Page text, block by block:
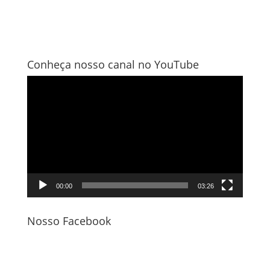
Conheça nosso canal no YouTube
00:00 03:26
Nosso Facebook